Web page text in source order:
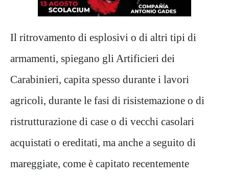
Il ritrovamento di esplosivi o di altri tipi di
armamenti, spiegano gli Artificieri dei
Carabinieri, capita spesso durante i lavori
agricoli, durante le fasi di risistemazione o di
ristrutturazione di case o di vecchi casolari
acquistati o ereditati, ma anche a seguito di
mareggiate, come è capitato recentemente